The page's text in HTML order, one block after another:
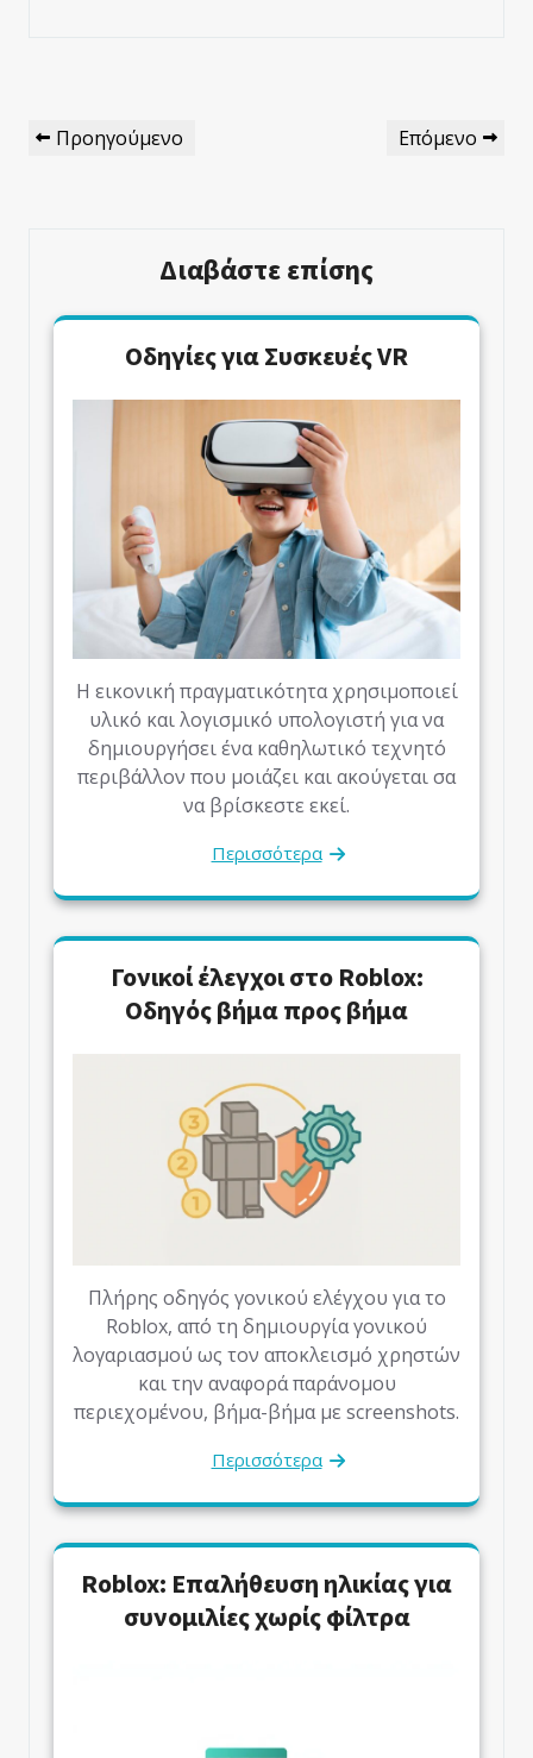
Πλοήγηση
Άρθρων
Προηγούμενο
Προηγούμενο
Επόμενο
Επόμενο
Διαβάστε επίσης
Οδηγίες για Συσκευές VR
Η εικονική πραγματικότητα χρησιμοποιεί
υλικό και λογισμικό υπολογιστή για να
δημιουργήσει ένα καθηλωτικό τεχνητό
περιβάλλον που μοιάζει και ακούγεται σα
να βρίσκεστε εκεί.
Περισσότερα
Γονικοί έλεγχοι στο Roblox:
Οδηγός βήμα προς βήμα
Πλήρης οδηγός γονικού ελέγχου για το
Roblox, από τη δημιουργία γονικού
λογαριασμού ως τον αποκλεισμό χρηστών
και την αναφορά παράνομου
περιεχομένου, βήμα-βήμα με screenshots.
Περισσότερα
Roblox: Επαλήθευση ηλικίας για
συνομιλίες χωρίς φίλτρα